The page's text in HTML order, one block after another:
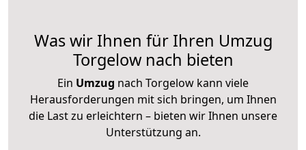
Was wir Ihnen für Ihren Umzug
Torgelow nach bieten
Ein Umzug nach Torgelow kann viele
Herausforderungen mit sich bringen, um Ihnen
die Last zu erleichtern – bieten wir Ihnen unsere
Unterstützung an.